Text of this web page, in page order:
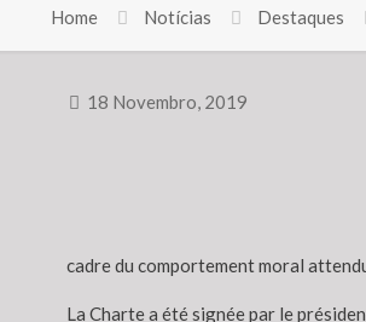
Home Notícias Destaques
18 Novembro, 2019
cadre du comportement moral
La Charte a été signée par le